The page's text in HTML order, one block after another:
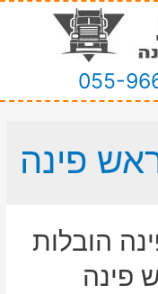
055-
פינה
הובלות
פינה